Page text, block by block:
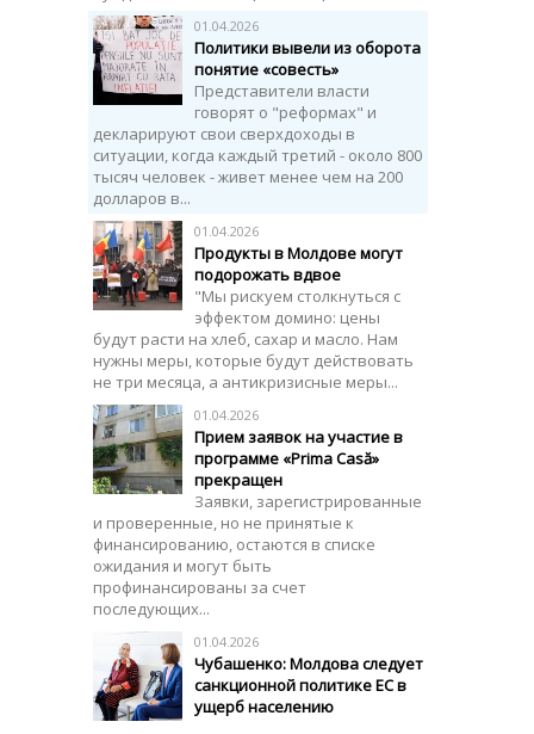
01.04.2026
Политики вывели из оборота
понятие «совесть»
Представители власти
говорят о "реформах" и
декларируют свои сверхдоходы в
ситуации, когда каждый третий - около 800
тысяч человек - живет менее чем на 200
долларов в...
01.04.2026
Продукты в Молдове могут
подорожать вдвое
"Мы рискуем столкнуться с
эффектом домино: цены
будут расти на хлеб, сахар и масло. Нам
нужны меры, которые будут действовать
не три месяца, а антикризисные меры...
01.04.2026
Прием заявок на участие в
программе «Prima Casă»
прекращен
Заявки, зарегистрированные
и проверенные, но не принятые к
финансированию, остаются в списке
ожидания и могут быть
профинансированы за счет
последующих...
01.04.2026
Чубашенко: Молдова следует
санкционной политике ЕС в
ущерб населению